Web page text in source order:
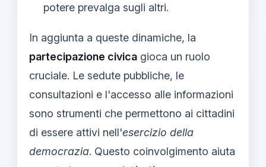
potere prevalga sugli altri.
In aggiunta a queste dinamiche, la
partecipazione civica gioca un ruolo
cruciale. Le sedute pubbliche, le
consultazioni e l'accesso alle informazioni
sono strumenti che permettono ai cittadini
di essere attivi nell'esercizio della
democrazia. Questo coinvolgimento aiuta